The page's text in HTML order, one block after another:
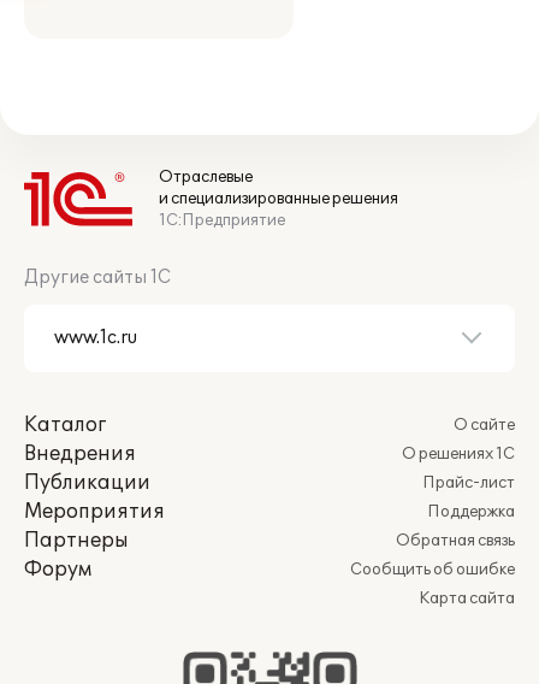
Отраслевые
и специализированные решения
1С:Предприятие
Другие сайты 1С
Каталог
Внедрения
Публикации
Мероприятия
Партнеры
Форум
О сайте
О решениях 1С
Прайс-лист
Поддержка
Обратная связь
Сообщить об ошибке
Карта сайта